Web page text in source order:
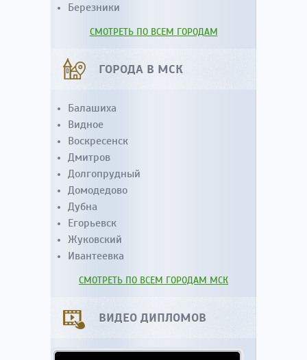
Березники
СМОТРЕТЬ ПО ВСЕМ ГОРОДАМ
ГОРОДА В МСК
Балашиха
Видное
Воскресенск
Дмитров
Долгопрудный
Домодедово
Дубна
Егорьевск
Жуковский
Ивантеевка
СМОТРЕТЬ ПО ВСЕМ ГОРОДАМ МСК
ВИДЕО ДИПЛОМОВ